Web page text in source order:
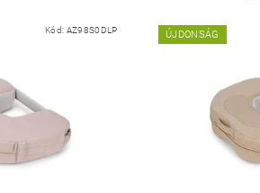
Kód: AZ98S0DLP ÚJDONSÁG